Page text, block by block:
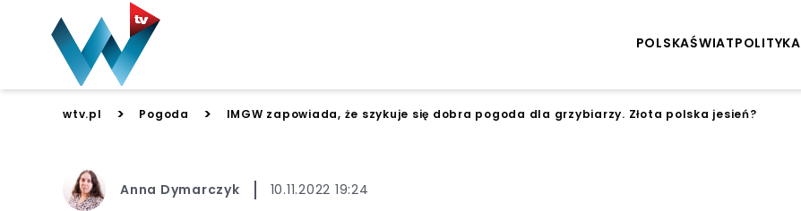
POLSKAŚWIATPOLITYKA
wtv.pl > Pogoda > IMGW zapowiada, że szykuje się dobra pogoda dla grzybiarzy. Złota polska jesień?
Anna Dymarczyk 10.11.2022 19:24